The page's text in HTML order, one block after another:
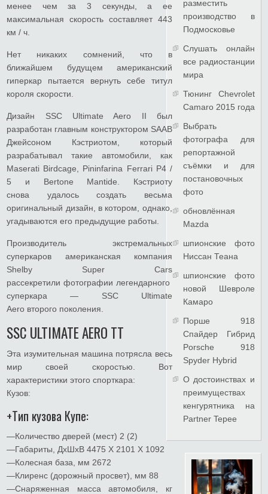
менее чем за 3 секунды, а ее
максимальная скорость составляет 443
км / ч.
Нет никаких сомнений, что в
ближайшем будущем американский
гиперкар пытается вернуть себе титул
короля скорости.
Дизайн SSC Ultimate Aero II был
разработан главным конструктором SAAB
Джейсоном Кэстриотом, который
разрабатывал такие автомобили, как
Maserati Birdcage, Pininfarina Ferrari P4 /
5 и Bertone Mantide. Кэстриоту
снова удалось создать весьма
оригинальный дизайн, в котором, однако,
угадываются его предыдущие работы.
Производитель экстремальных
суперкаров американская компания
Shelby Super Cars
рассекретили фотографии легендарного
суперкара — SSC Ultimate
Aero второго поколения.
SSC ULTIMATE AERO TT
Эта изумительная машина потрясла весь
мир своей скоростью. Вот
характеристики этого спорткара:
Кузов:
+Тип кузова Купе:
—Количество дверей (мест) 2 (2)
—Габариты, ДхШхВ 4475 X 2101 X 1092
—Колесная база, мм 2672
—Клиренс (дорожный просвет), мм 88
—Снаряженная масса автомобиля, кг
разместить
производство в
Подмосковье
Слушать онлайн
все радиостанции
мира
Тюнинг Chevrolet
Camaro 2015 года
Выбрать
фотографа для
репортажной
съёмки и для
постановочных
фото
обновлённая
Mazda
шпионские фото
Ниссан Теана
шпионские фото
новой Шевроле
Камаро
Порше 918
Спайдер Гибрид
Porsche 918
Spyder Hybrid
О достоинствах и
преимуществах
кенгурятника на
Partner Tepee